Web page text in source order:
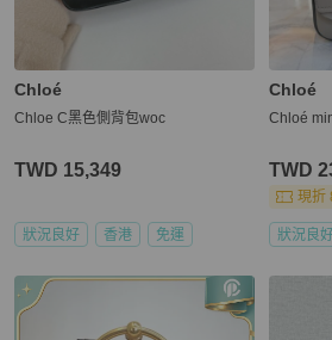
Chloé
Chloe C黑色側背包woc
TWD 15,349
狀況良好 香港 免運
Chloé
Chloé
TWD
現折
狀況良